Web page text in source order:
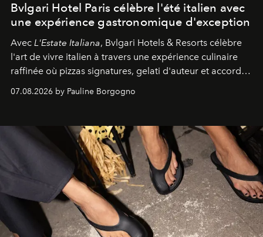
Bvlgari Hotel Paris célèbre l'été italien avec
une expérience gastronomique d'exception
Avec L'Estate Italiana, Bvlgari Hotels & Resorts célèbre
l'art de vivre italien à travers une expérience culinaire
raffinée où pizzas signatures, gelati d'auteur et accords
d'exception composent un véritable voyage sensoriel.
07.08.2026 by Pauline Borgogno